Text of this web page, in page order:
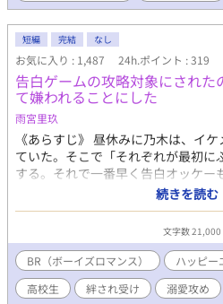
短編 完結 なし
お気に入り : 1,487 24h.ポイント : 319
告白ゲームの攻略対象にされた
て嫌われることにした
雨宮里玖
《あらすじ》 昼休みに乃木は、イ
ていた。そこで「それぞれが最初に
する。それで一番早く告白オッケー
白ゲームをする話を聞いた。 その
のモテ男・早坂とぶつかってしまっ
は乃木にぐいぐい近づいてきて——
ケメン帰国子女。勉強運動なんでも
普通の高校三年生。 波田野（17）早
の友人。 石井（18）乃木の友人。
続きを読む
文字数 21,000
BR（ボーイズロマンス） ハッピー
高校生
絆され受け 溺愛攻め